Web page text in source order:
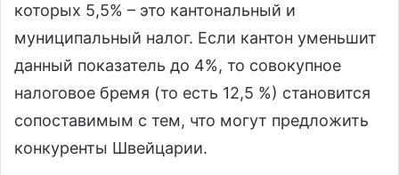
которых 5,5% – это кантональный и
муниципальный налог. Если кантон уменьшит
данный показатель до 4%, то совокупное
налоговое бремя (то есть 12,5 %) становится
сопоставимым с тем, что могут предложить
конкуренты Швейцарии.